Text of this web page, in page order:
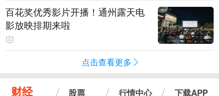
百花奖优秀影片开播！通州露天电
影放映排期来啦
点击查看更多
财经 股票 行情中心 下载APP